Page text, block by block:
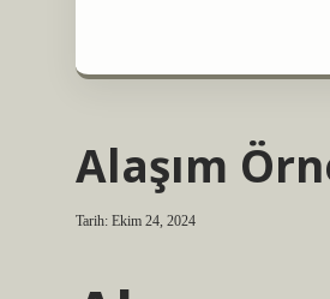
Alaşım
Tarih: Ekim 24, 2024